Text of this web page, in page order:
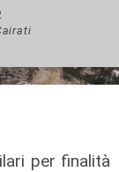
per finalità